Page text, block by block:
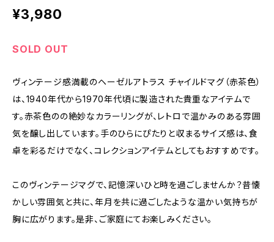
¥3,980
SOLD OUT
ヴィンテージ感満載のヘーゼルアトラス チャイルドマグ（赤茶色）
は、1940年代から1970年代頃に製造された貴重なアイテムで
す。赤茶色のの絶妙なカラーリングが、レトロで温かみのある雰囲
気を醸し出しています。手のひらにぴたりと収まるサイズ感は、食
卓を彩るだけでなく、コレクションアイテムとしてもおすすめです。
このヴィンテージマグで、記憶深いひと時を過ごしませんか？昔懐
かしい雰囲気と共に、年月を共に過ごしたような温かい気持ちが
胸に広がります。是非、ご家庭にてお楽しみください。